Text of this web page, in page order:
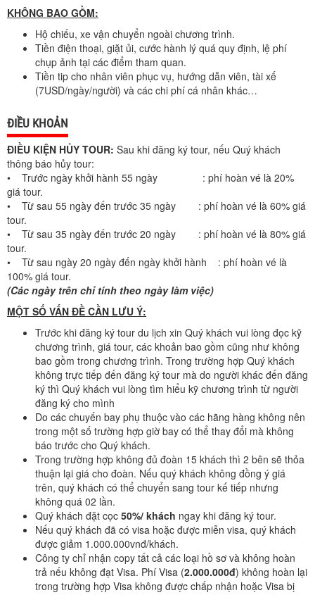
KHÔNG BAO GỒM:
Hộ chiếu, xe vận chuyển ngoài chương trình.
Tiền điện thoại, giặt ủi, cước hành lý quá quy định, lệ phí
chụp ảnh tại các điểm tham quan.
Tiền tip cho nhân viên phục vụ, hướng dẫn viên, tài xế
(7USD/ngày/người) và các chi phí cá nhân khác…
ĐIỀU KHOẢN
ĐIỀU KIỆN HỦY TOUR: Sau khi đăng ký tour, nếu Quý khách
thông báo hủy tour:
• Trước ngày khởi hành 55 ngày : phí hoàn vé là 20%
giá tour.
• Từ sau 55 ngày đến trước 35 ngày : phí hoàn vé là 60% giá
tour.
• Từ sau 35 ngày đến trước 20 ngày : phí hoàn vé là 80% giá
tour.
• Từ sau ngày 20 ngày đến ngày khởi hành : phí hoàn vé là
100% giá tour.
(Các ngày trên chỉ tính theo ngày làm việc)
MỘT SỐ VẤN ĐỀ CẦN LƯU Ý:
Trước khi đăng ký tour du lịch xin Quý khách vui lòng đọc kỹ
chương trình, giá tour, các khoản bao gồm cũng như không
bao gồm trong chương trình. Trong trường hợp Quý khách
không trực tiếp đến đăng ký tour mà do người khác đến đăng
ký thì Quý khách vui lòng tìm hiểu kỹ chương trình từ người
đăng ký cho mình
Do các chuyến bay phụ thuộc vào các hãng hàng không nên
trong một số trường hợp giờ bay có thể thay đổi mà không
báo trước cho Quý khách.
Trong trường hợp không đủ đoàn 15 khách thì 2 bên sẽ thỏa
thuận lại giá cho đoàn. Nếu quý khách không đồng ý giá
trên, quý khách có thể chuyển sang tour kế tiếp nhưng
không quá 02 lần.
Quý khách đặt cọc 50%/ khách ngay khi đăng ký tour.
Nếu quý khách đã có visa hoặc được miễn visa, quý khách
được giảm 1.000.000vnđ/khách.
Công ty chỉ nhận copy tất cả các loại hồ sơ và không hoàn
trả nếu không đạt Visa. Phí Visa (2.000.000đ) không hoàn lại
trong trường hợp Visa không được chấp nhận hoặc Visa bị